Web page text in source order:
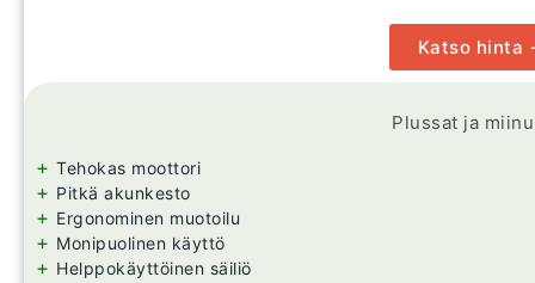
Katso hinta
Plussat ja
+ Tehokas moottori
+ Pitkä akunkesto
+ Ergonominen muotoilu
+ Monipuolinen käyttö
+ Helppokäyttöinen säiliö